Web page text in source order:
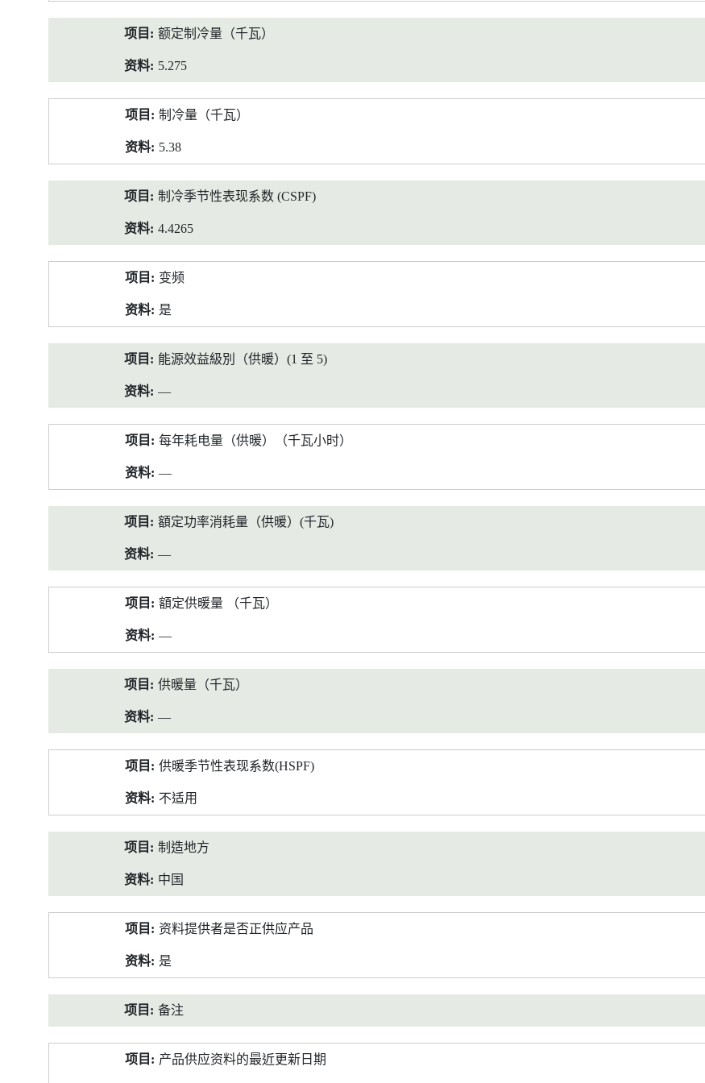
额定制冷量（千瓦）
5.275
制冷量（千瓦）
5.38
制冷季节性表现系数 (CSPF)
4.4265
变频
是
能源效益級別（供暖）(1 至 5)
—
每年耗电量（供暖）（千瓦小时）
—
額定功率消耗量（供暖）(千瓦)
—
額定供暖量 （千瓦）
—
供暖量（千瓦）
—
供暖季节性表现系数(HSPF)
不适用
制造地方
中国
资料提供者是否正供应产品
是
备注
产品供应资料的最近更新日期